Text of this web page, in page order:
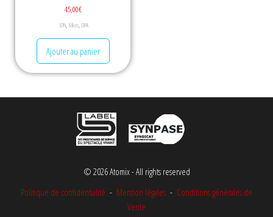
45,00€
SON, Micro, DPA
Ajouter au panier
© 2026 Atomix - All rights reserved
Politique de confidentialité - Mention légales - Conditions générales de
Vente